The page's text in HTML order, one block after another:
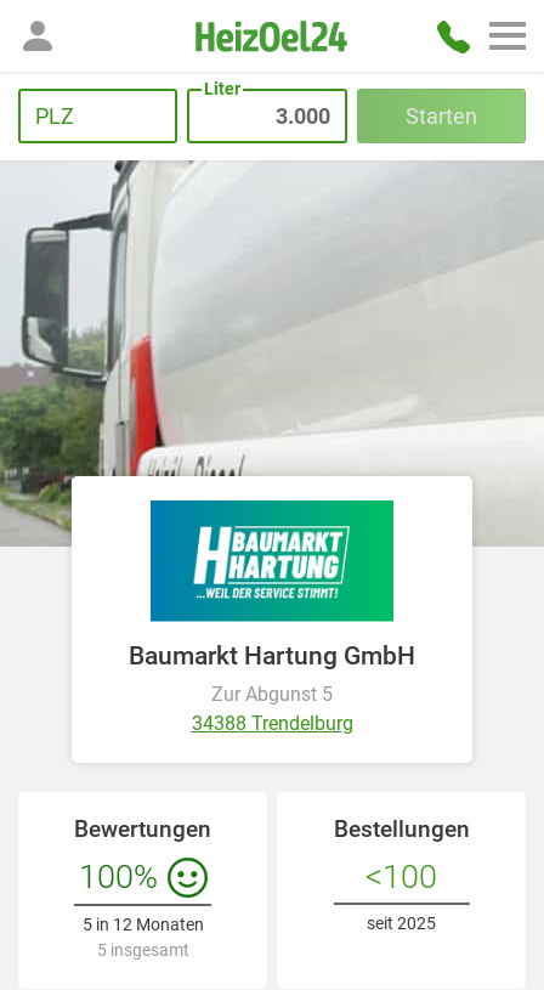
PLZ
Liter
Starten
Baumarkt Hartung GmbH
Zur Abgunst 5
34388 Trendelburg
Bewertungen
100%
5 in 12 Monaten
5 insgesamt
Bestellungen
<100
seit 2025